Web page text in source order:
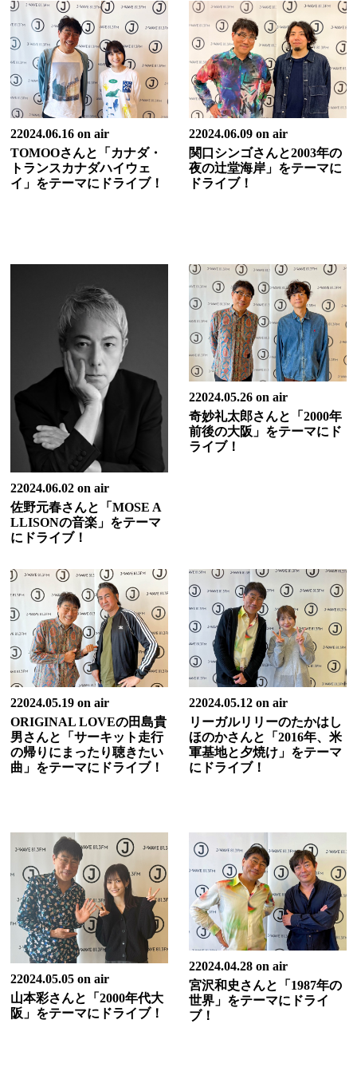
22024.06.16 on air
TOMOOさんと「カナダ・
トランスカナダハイウェ
イ」をテーマにドライブ！
22024.06.09 on air
関口シンゴさんと2003年の
夜の辻堂海岸」をテーマに
ドライブ！
22024.06.02 on air
佐野元春さんと「MOSE A
LLISONの音楽」をテーマ
にドライブ！
22024.05.26 on air
奇妙礼太郎さんと「2000年
前後の大阪」をテーマにド
ライブ！
22024.05.19 on air
ORIGINAL LOVEの田島貴
男さんと「サーキット走行
の帰りにまったり聴きたい
曲」をテーマにドライブ！
22024.05.12 on air
リーガルリリーのたかはし
ほのかさんと「2016年、米
軍基地と夕焼け」をテーマ
にドライブ！
22024.05.05 on air
山本彩さんと「2000年代大
阪」をテーマにドライブ！
22024.04.28 on air
宮沢和史さんと「1987年の
世界」をテーマにドライ
ブ！